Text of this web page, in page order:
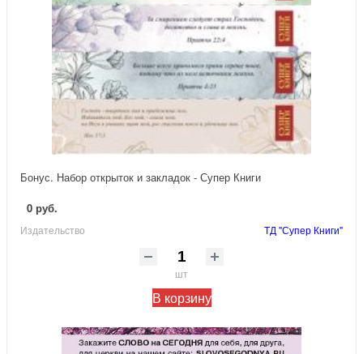
Бонус. Набор открыток и закладок - Супер Книги
0 руб.
Издательство ТД "Супер Книги"
шт
В корзину